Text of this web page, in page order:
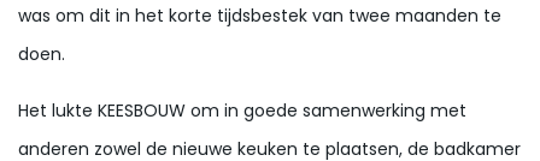
was om dit in het korte tijdsbestek van twee maanden te
doen.
Het lukte KEESBOUW om in goede samenwerking met
anderen zowel de nieuwe keuken te plaatsen, de badkamer